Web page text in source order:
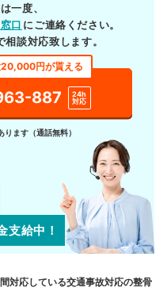
一度、
口 にご連絡ください。
談対応致します。
20,000円が貰える
887
24h
対応
ます（通話無料）
支給中！
対応している交通事故対応の整骨